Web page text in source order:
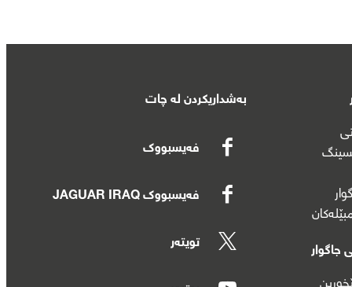
جاگوار
بەشداریکردن لە چات
فەیسبووک
فەیسبووک JAGUAR IRAQ
تویتەر